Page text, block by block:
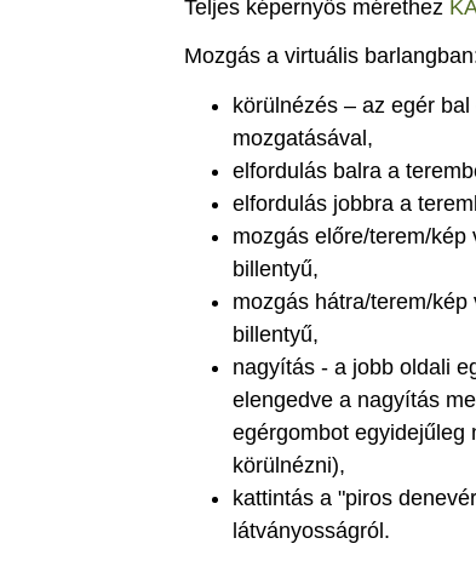
Teljes képernyős mérethez
Mozgás a virtuális
körülnézés – az egér
mozgatásával,
elfordulás balra a
elfordulás jobbra a
mozgás előre/terem/
billentyű,
mozgás hátra/terem/
billentyű,
nagyítás - a jobb oldali
elengedve a nagyítás
egérgombot egyidejűleg
körülnézni),
kattintás a "piros
látványosságról.